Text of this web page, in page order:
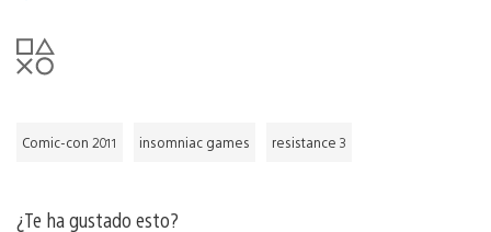
Comic-con 2011 insomniac games resistance 3
¿Te ha gustado esto?